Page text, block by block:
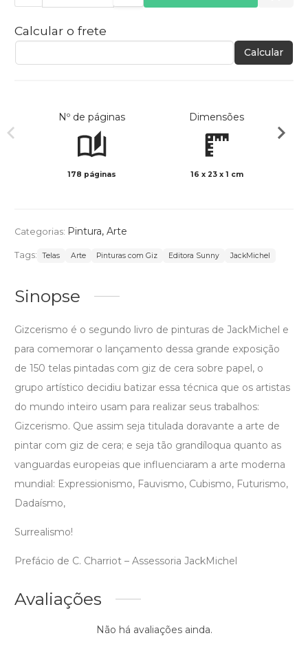
Calcular o frete
Calcular
Nº de páginas
178 páginas
Dimensões
16 x 23 x 1 cm
Categorias: Pintura, Arte
Tags: Telas Arte Pinturas com Giz Editora Sunny JackMichel
Sinopse
Gizcerismo é o segundo livro de pinturas de JackMichel e
para comemorar o lançamento dessa grande exposição
de 150 telas pintadas com giz de cera sobre papel, o
grupo artístico decidiu batizar essa técnica que os artistas
do mundo inteiro usam para realizar seus trabalhos:
Gizcerismo. Que assim seja titulada doravante a arte de
pintar com giz de cera; e seja tão grandíloqua quanto as
vanguardas europeias que influenciaram a arte moderna
mundial: Expressionismo, Fauvismo, Cubismo, Futurismo,
Dadaísmo,
Surrealismo!
Prefácio de C. Charriot – Assessoria JackMichel
Avaliações
Não há avaliações ainda.